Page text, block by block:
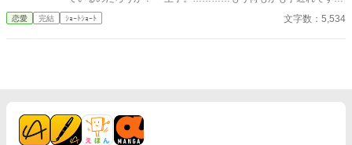
恋愛 完結 ｼｮｰﾄｼｮｰﾄ 文字数：5,534